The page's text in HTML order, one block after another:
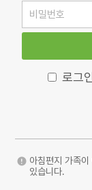
로그
아침편지 가족
있습니다.